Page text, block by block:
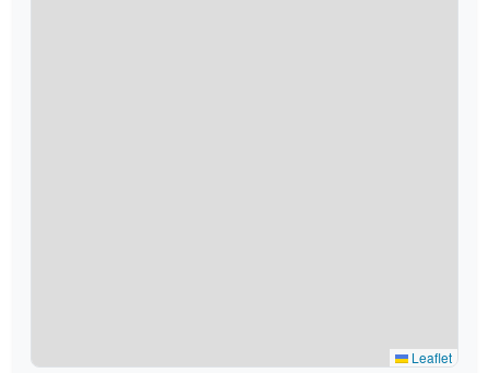
Leaflet